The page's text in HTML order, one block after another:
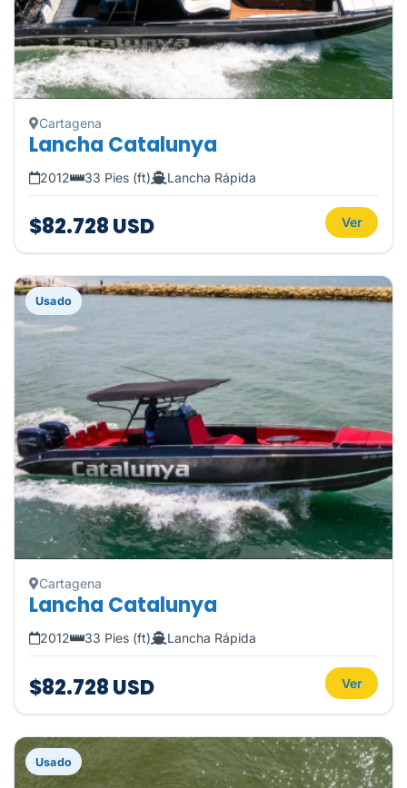
Cartagena
Lancha Catalunya
2012 33 Pies (ft) Lancha Rápida
$82.728 USD Ver
Usado
Cartagena
Lancha Catalunya
2012 33 Pies (ft) Lancha Rápida
$82.728 USD Ver
Usado